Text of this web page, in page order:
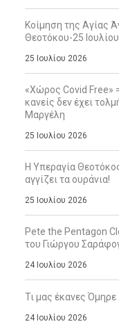
Κοίμηση της Αγίας
Θεοτόκου-25 Ιουλίου
25 Ιουλίου 2026
«Χώρος Covid Free»
κανείς δεν έχει
Μαργέλη
25 Ιουλίου 2026
Η Υπεραγία
αγγίζει τα ουράνια!
25 Ιουλίου 2026
Pete the Pentagon
του Γιώργου
24 Ιουλίου 2026
Τι μας έκανες
24 Ιουλίου 2026